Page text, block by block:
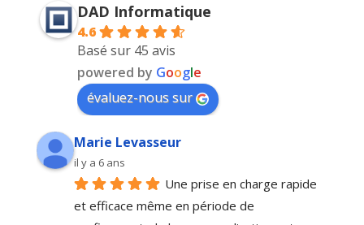
DAD Informatique
4.6
Basé sur 45 avis
powered by Google
évaluez-nous sur
Marie Levasseur
il y a 6 ans
Une prise en charge rapide
et efficace même en période de